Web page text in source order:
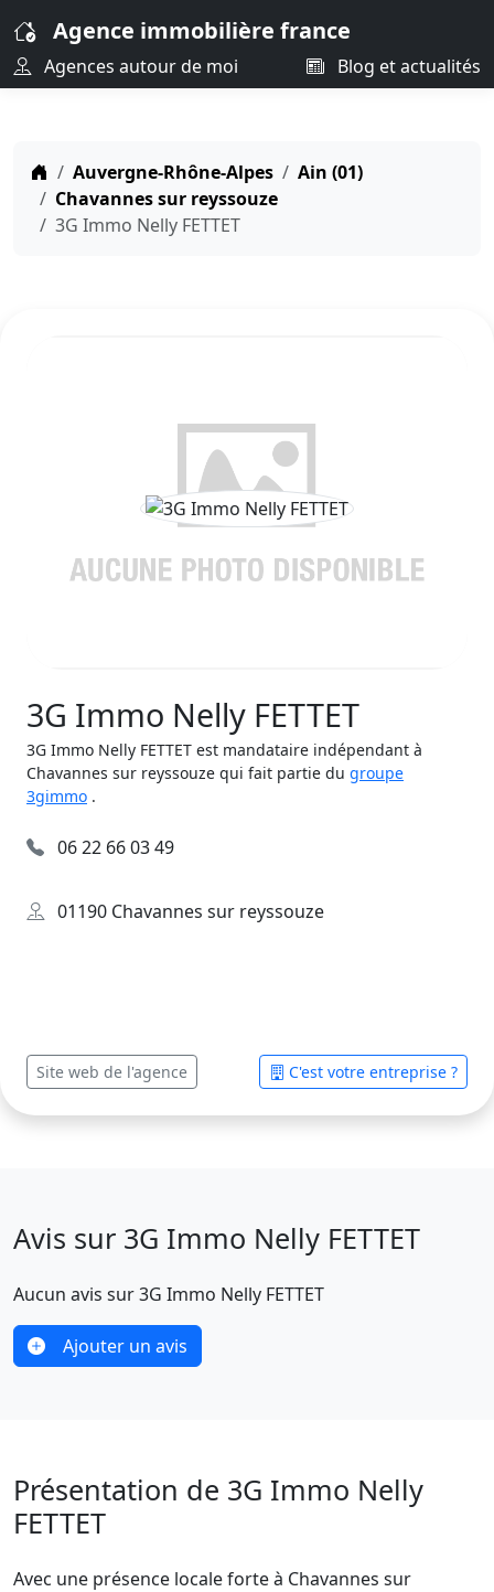
Agence immobilière france
Agences autour de moi Blog et actualités
Auvergne-Rhône-Alpes
Ain (01)
Chavannes sur reyssouze
3G Immo Nelly FETTET
3G Immo Nelly FETTET
3G Immo Nelly FETTET est mandataire indépendant à
Chavannes sur reyssouze qui fait partie du groupe
3gimmo .
06 22 66 03 49
01190 Chavannes sur reyssouze
Site web de l'agence C'est votre entreprise ?
Avis sur 3G Immo Nelly FETTET
Aucun avis sur 3G Immo Nelly FETTET
Ajouter un avis
Présentation de 3G Immo Nelly
FETTET
Avec une présence locale forte à Chavannes sur